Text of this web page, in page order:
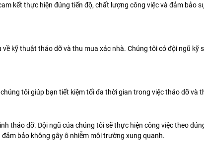
kết thực hiện đúng tiến độ, chất lượng công việc và đảm bảo
kỹ thuật tháo dỡ và thu mua xác nhà. Chúng tôi có đội ngũ kỹ
tôi giúp bạn tiết kiệm tối đa thời gian trong việc tháo dỡ và
tháo dỡ. Đội ngũ của chúng tôi sẽ thực hiện công việc theo
bảo không gây ô nhiễm môi trường xung quanh.